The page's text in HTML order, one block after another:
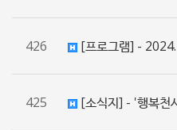
426 [프로그램] -
425 [소식지] - '행복천